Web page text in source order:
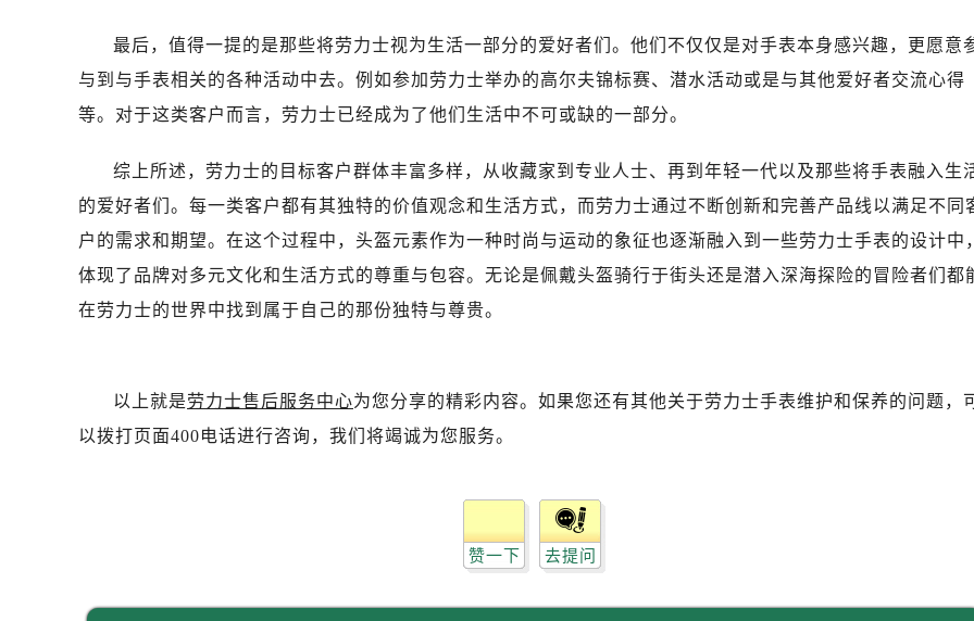
西安市碑林区南关正街88号华侨城长安国际中心E座6楼10室（需提前预约）
海口市龙华区金贸东路5号海口华润大厦B座17层1707室（需提前预约）
唐山市路南区新华东道100号万达广场写字楼A座10层1002室（需提前预约）
内蒙古自治区呼和浩特市玉泉区大学西街70号华润万象城写字楼（鄂尔多斯大厦）23层2326室（需提
甘肃省兰州市七里河区西津西路16号兰州中心写字楼21层2102室（需提前预约）
黑龙江省鹤岗市向阳区红军路劳力士售后服务中心（需提前预约）
黑龙江省黑河市爱辉区中央街劳力士售后服务中心（需提前预约）
黑龙江省牡丹江市东安区太平路劳力士售后服务中心（需提前预约）
黑龙江省七台河市桃山区大同街劳力士售后服务中心（需提前预约）
黑龙江省双鸭山市尖山区新兴大街劳力士售后服务中心（需提前预约）
黑龙江省绥化市北林区新华街与康庄路交叉口劳力士售后服务中心（需提前预约）
黑龙江省伊春市伊美区通河路劳力士售后服务中心（需提前预约）
最后，值得一提的是那些将劳力士视为生活一部分的爱好者们。他们不仅仅是对手表本身感兴趣，更愿意
与到与手表相关的各种活动中去。例如参加劳力士举办的高尔夫锦标赛、潜水活动或是与其他爱好者交流心得
等。对于这类客户而言，劳力士已经成为了他们生活中不可或缺的一部分。
综上所述，劳力士的目标客户群体丰富多样，从收藏家到专业人士、再到年轻一代以及那些将手表融入生
的爱好者们。每一类客户都有其独特的价值观念和生活方式，而劳力士通过不断创新和完善产品线以满足不同
户的需求和期望。在这个过程中，头盔元素作为一种时尚与运动的象征也逐渐融入到一些劳力士手表的设计中，
体现了品牌对多元文化和生活方式的尊重与包容。无论是佩戴头盔骑行于街头还是潜入深海探险的冒险者们都
在劳力士的世界中找到属于自己的那份独特与尊贵。
以上就是劳力士售后服务中心为您分享的精彩内容。如果您还有其他关于劳力士手表维护和保养的问题，
以拨打页面400电话进行咨询，我们将竭诚为您服务。
赞一下 去提问